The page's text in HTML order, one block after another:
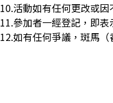
10.活動如有任何更改或
11.參加者一經登記，即
12.如有任何爭議，斑馬